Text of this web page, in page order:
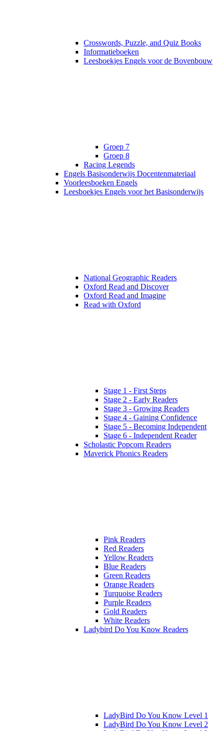
Crosswords, Puzzle, and Quiz Books
Informatieboeken
Leesboekjes Engels voor de Bovenbouw
Groep 7
Groep 8
Racing Legends
Engels Basisonderwijs Docentenmateriaal
Voorleesboeken Engels
Leesboekjes Engels voor het Basisonderwijs
National Geographic Readers
Oxford Read and Discover
Oxford Read and Imagine
Read with Oxford
Stage 1 - First Steps
Stage 2 - Early Readers
Stage 3 - Growing Readers
Stage 4 - Gaining Confidence
Stage 5 - Becoming Independent
Stage 6 - Independent Reader
Scholastic Popcorn Readers
Maverick Phonics Readers
Pink Readers
Red Readers
Yellow Readers
Blue Readers
Green Readers
Orange Readers
Turquoise Readers
Purple Readers
Gold Readers
White Readers
Ladybird Do You Know Readers
LadyBird Do You Know Level 1
LadyBird Do You Know Level 2